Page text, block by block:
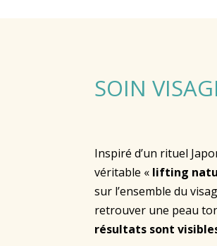
SOIN
Inspiré d’un rituel
véritable « lifting
sur l’ensemble du
retrouver une peau
résultats sont